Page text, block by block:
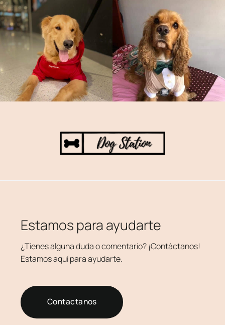
Estamos para ayudarte
¿Tienes alguna duda o comentario? ¡Contáctanos!
Estamos aquí para ayudarte.
Contactanos